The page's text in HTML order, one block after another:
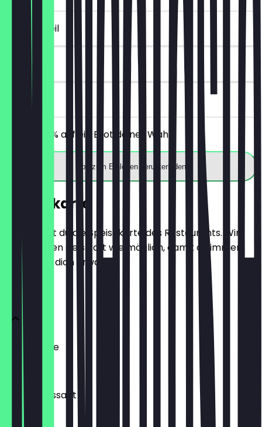
~2 € Vorteil
14 Tage
vor Ort
Erhalte 30% auf ein Brot deiner Wahl.
App zum Einlösen herunterladen
Speisekarte
Hier findest du die Speisekarte des Restaurants. Wir
aktualisieren sie so oft wie möglich, damit du immer
weißt, was dich erwartet.
BRÖTCHEN
Ofenfrische
0,54 €
Buttercroissant
1,80 €